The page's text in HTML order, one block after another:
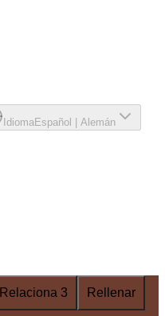
IdiomaEspañol Alemán
Relaciona 3 Rellenar